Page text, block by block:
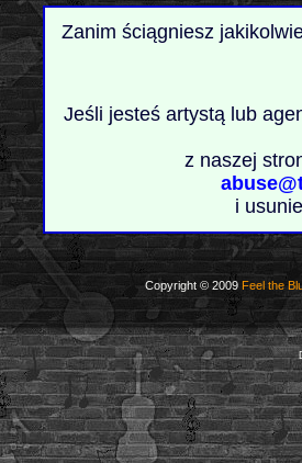
Zanim ściągniesz
Jeśli jesteś artystą lub
z naszej
i
Copyright © 2009 Feel the